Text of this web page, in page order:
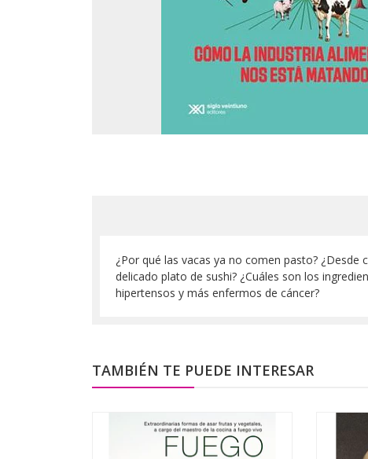
¿Por qué las vacas ya no comen pasto?
delicado plato de sushi? ¿Cuáles son los
hipertensos y más enfermos de cáncer?
TAMBIÉN TE PUEDE INTERESAR